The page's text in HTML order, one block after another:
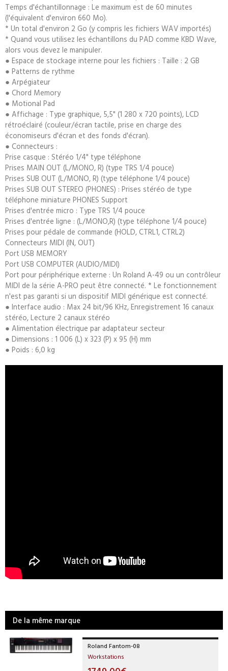
Temps d'échantillonnage : Le maximum est de 60 minutes
(l'équivalent d'environ 660 Mo).
* Un total d'environ 2 Go (y compris les fichiers WAV importés)
* Quand vous utilisez les échantillons du PAD comme KBD Wave,
alors vous devez le manipuler.
● Espace de stockage interne pour les fichiers : Taille : 2 GB
● Patterns de rythme
● Arpégiateur
● Chord Memory
● Motional Pad
● Affichage : Type graphique, 5,5" (1 280 x 720 points), LCD
rétroéclairé (couleur/écran tactile, prise en charge des
économiseurs d'écran et des fonds d'écran).
● Connecteurs :
Prise casque : Stéréo 1/4" type téléphone
Prises MAIN OUT (L/MONO, R) (type TRS 1/4 pouce)
Prises SUB OUT (L/MONO, R) (type téléphone 1/4 pouce)
Prises SUB OUT STEREO (PHONES) : Prises stéréo de type
téléphone miniature PHONES Support
Prises d'entrée micro : Type TRS 1/4 pouce
Prises d'entrée ligne : (L/MONO,R) (type téléphone 1/4 pouce)
Prises pour pédale de commande (HOLD, CTRL1, CTRL2)
Connecteurs MIDI (IN, OUT)
Port USB MEMORY
Port USB COMPUTER (AUDIO/MIDI)
Port pour périphérique externe : Un Roland A-49 ou un contrôleur
MIDI de la série A-PRO peut être connecté. * Le fonctionnement
n'est pas garanti si un dispositif MIDI générique est connecté.
● Interface audio : Max 24 bit/96 KHz, Enregistrement 16 canaux
stéréo, Lecture 2 canaux stéréo
● Alimentation électrique par adaptateur secteur
● Dimensions : 1 006 (L) x 323 (P) x 95 (H) mm
● Poids : 6,0 kg
De la même marque
Roland Fantom-08
Workstations